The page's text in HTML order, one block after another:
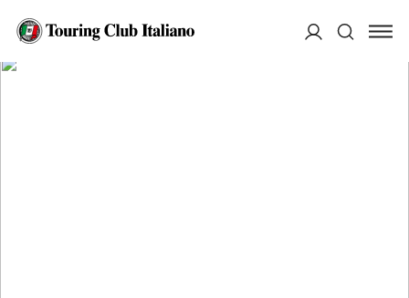
HOME
AUTOFFICINA DI SCIANNI S.N.C. DI ANTONIO E MARCO DI SCIANNI